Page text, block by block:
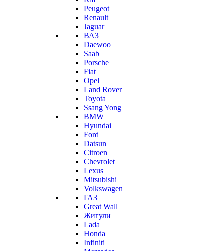
Peugeot
Renault
Jaguar
ВАЗ
Daewoo
Saab
Porsche
Fiat
Opel
Land Rover
Toyota
Ssang Yong
BMW
Hyundai
Ford
Datsun
Citroen
Chevrolet
Lexus
Mitsubishi
Volkswagen
ГАЗ
Great Wall
Жигули
Lada
Honda
Infiniti